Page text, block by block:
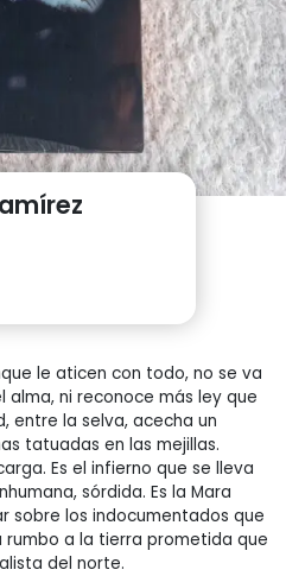
le aticen con todo, no se va
alma, ni reconoce más ley que
entre la selva, acecha un
tatuadas en las mejillas.
Es el infierno que se lleva
sórdida. Es la Mara
sobre los indocumentados que
a la tierra prometida que
del norte.